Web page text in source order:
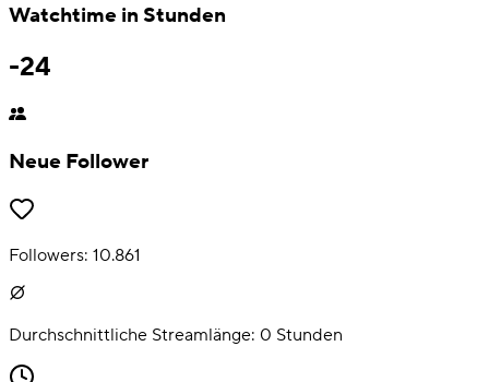
Watchtime in Stunden
-24
Neue Follower
Followers: 10.861
Durchschnittliche Streamlänge: 0 Stunden